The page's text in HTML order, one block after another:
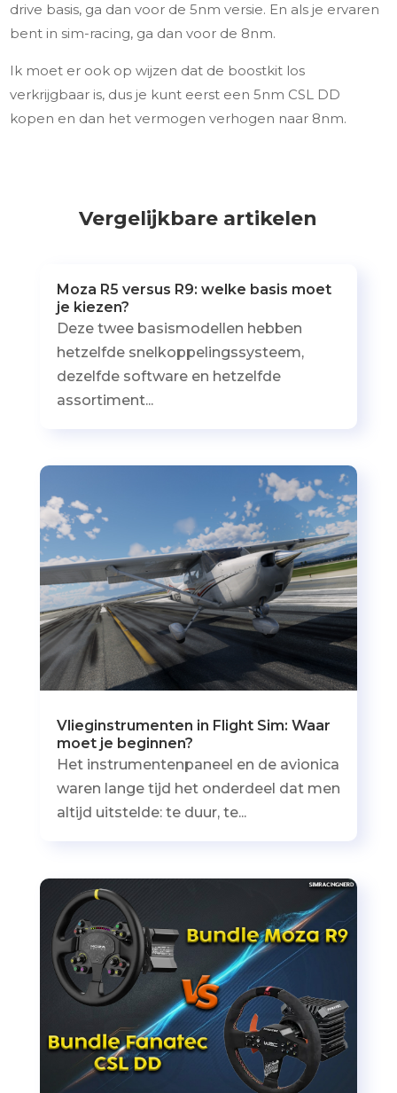
drive basis, ga dan voor de 5nm versie. En als je ervaren
bent in sim-racing, ga dan voor de 8nm.
Ik moet er ook op wijzen dat de boostkit los
verkrijgbaar is, dus je kunt eerst een 5nm CSL DD
kopen en dan het vermogen verhogen naar 8nm.
Vergelijkbare artikelen
Moza R5 versus R9: welke basis moet
je kiezen?
Deze twee basismodellen hebben
hetzelfde snelkoppelingssysteem,
dezelfde software en hetzelfde
assortiment...
Vlieginstrumenten in Flight Sim: Waar
moet je beginnen?
Het instrumentenpaneel en de avionica
waren lange tijd het onderdeel dat men
altijd uitstelde: te duur, te...